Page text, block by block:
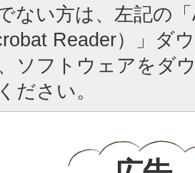
ない方は、左記の
Reader）」ダ
ソフトウェアをダ
ださい。